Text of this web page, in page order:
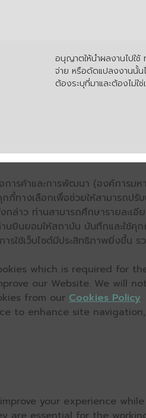
อนุญาตให้นำผลงานไปใช้
จ่าย หรือดัดแปลงงานนั้น
ต้องระบุที่มาและต้องไม่ใช่
อการค้าและการพัฒนา (องค์การ
กกี้ทางเลือกเพื่อช่วยให้สามารถ
ล่าว ท่านสามารถศึกษารายละเอี
นยินยอมให้สถาบัน บันทึกและใช้คุ
การใช้เว็บไซต์มีประสิทธิภาพยิ่งขึ้
which is required for
our Website. We will
from our Cookies Policy
to enhance site
your experience